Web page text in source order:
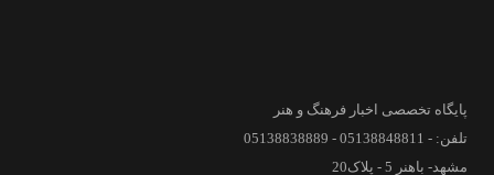
پایگاه تخصصی اخبار فرهنگ و هنر
تلفن: - 05138848811 - 05138838889
مشهد- باهنر 5 - پلاک20